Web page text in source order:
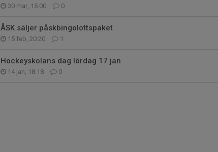
30 mar, 15:00 0
ÅSK säljer påskbingolottspaket
15 feb, 20:20 1
Hockeyskolans dag lördag 17 jan
14 jan, 18:18 0